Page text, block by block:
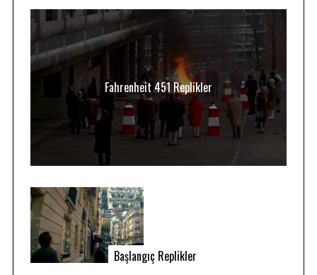
Fahrenheit 451 Replikler
Başlangıç Replikler